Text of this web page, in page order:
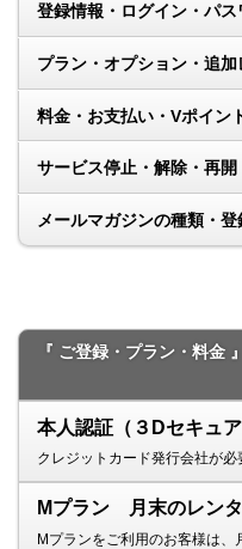
登録情報・ログイン・パス
プラン・オプション・追加
料金・お支払い・Vポイン
サービス停止・解除・再開
メールマガジンの種類・
『 ご登録・プラン・料金
本人認証（３Dセキュ
クレジットカード発行会社が必
Mプラン 月末のレン
Mプランをご利用のお客様は、